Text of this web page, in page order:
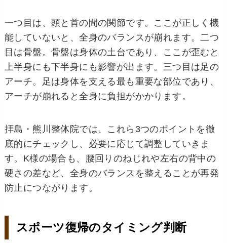
一つ目は、頭と首の間の関節です。ここが正しく機
能していないと、全身のバランスが崩れます。二つ
目は骨盤。骨盤は身体の土台であり、ここが歪むと
上半身にも下半身にも影響が出ます。三つ目は足の
アーチ。足は身体を支える最も重要な部位であり、
アーチが崩れると全身に負担がかかります。
拝島・熊川整体院では、これら3つのポイントを徹
底的にチェックし、必要に応じて調整していきま
す。K様の場合も、腰回りのねじれや左右の背中の
硬さの差など、全身のバランスを整えることが再発
防止につながります。
スポーツ復帰のタイミング判断